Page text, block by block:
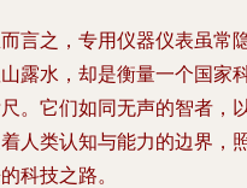
言之，专用仪器仪表虽常
露水，却是衡量一个国家
。它们如同无声的智者，
人类认知与能力的边界，
科技之路。